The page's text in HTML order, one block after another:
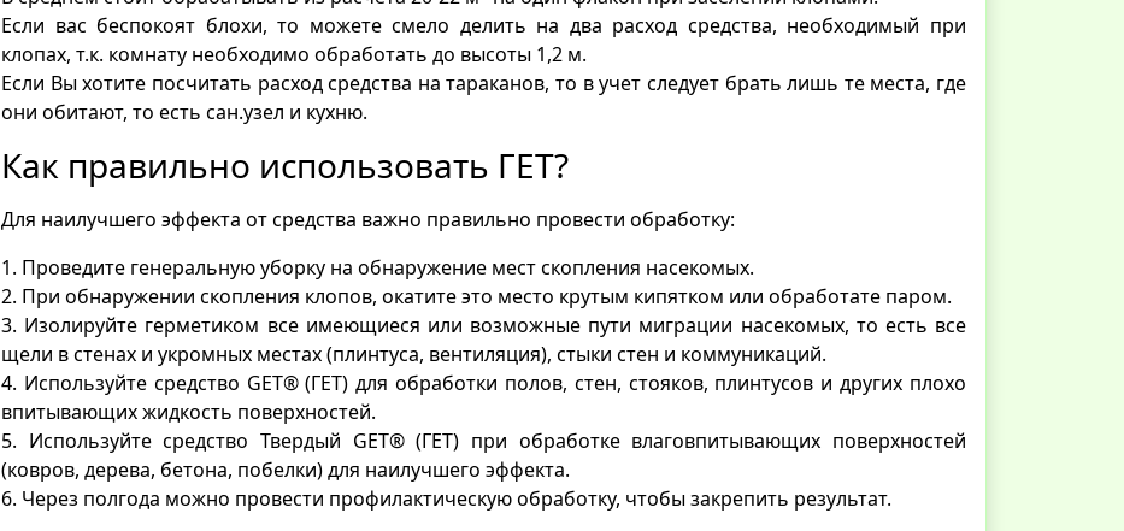
Если вас беспокоят блохи, то можете смело делить на два расход средства, необходимый при
клопах, т.к. комнату необходимо обработать до высоты 1,2 м.
Если Вы хотите посчитать расход средства на тараканов, то в учет следует брать лишь те места, где
они обитают, то есть сан.узел и кухню.
Как правильно использовать ГЕТ?
Для наилучшего эффекта от средства важно правильно провести обработку:
1. Проведите генеральную уборку на обнаружение мест скопления насекомых.
2. При обнаружении скопления клопов, окатите это место крутым кипятком или обработате паром.
3. Изолируйте герметиком все имеющиеся или возможные пути миграции насекомых, то есть все
щели в стенах и укромных местах (плинтуса, вентиляция), стыки стен и коммуникаций.
4. Используйте средство GET® (ГЕТ) для обработки полов, стен, стояков, плинтусов и других плохо
впитывающих жидкость поверхностей.
5. Используйте средство Твердый GET® (ГЕТ) при обработке влаговпитывающих поверхностей
(ковров, дерева, бетона, побелки) для наилучшего эффекта.
6. Через полгода можно провести профилактическую обработку, чтобы закрепить результат.